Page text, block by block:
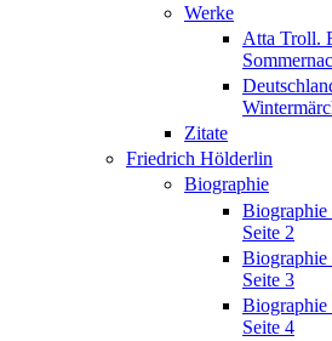
Werke
Atta Troll.
Zitate
Friedrich Hölderlin
Biographie
Seite 2
Seite 3
Seite 4